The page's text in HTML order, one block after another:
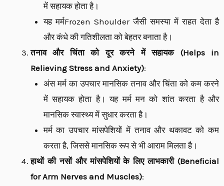
में सहायक होता है।
यह मर्मFrozen Shoulder जैसी समस्या में राहत देता है
और कंधे की गतिशीलता को बेहतर बनाता है।
तनाव और चिंता को दूर करने में सहायक (Helps in
Relieving Stress and Anxiety):
अंस मर्म का उपचार मानसिक तनाव और चिंता को कम करने
में सहायक होता है। यह मर्म मन को शांत करता है और
मानसिक स्वास्थ्य में सुधार करता है।
मर्म का उपचार मांसपेशियों में तनाव और थकावट को कम
करता है, जिससे मानसिक रूप से भी आराम मिलता है।
हाथों की नसों और मांसपेशियों के लिए लाभकारी (Beneficial
for Arm Nerves and Muscles):